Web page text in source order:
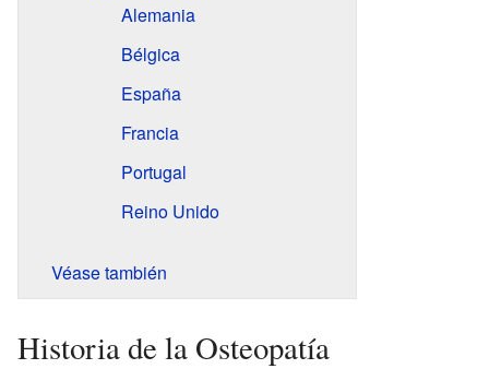
Alemania
Bélgica
España
Francia
Portugal
Reino Unido
Véase también
Historia de la Osteopatía